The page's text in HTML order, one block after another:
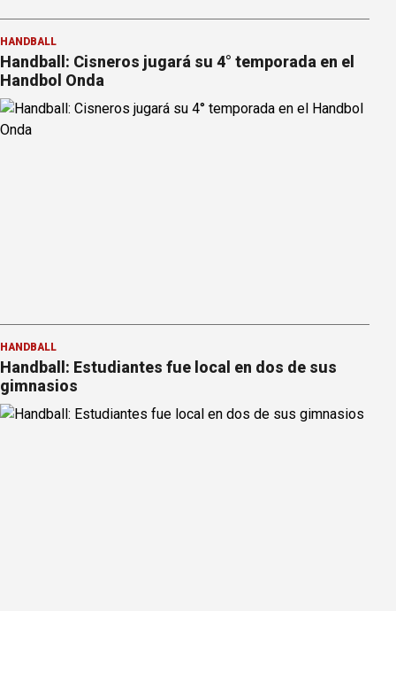
HANDBALL
Handball: Cisneros jugará su 4° temporada en el
Handbol Onda
HANDBALL
Handball: Estudiantes fue local en dos de sus
gimnasios